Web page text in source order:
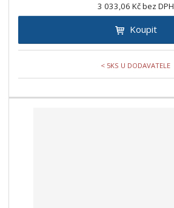
3 033,06 Kč bez DPH
Koupit
< 5KS U DODAVATELE